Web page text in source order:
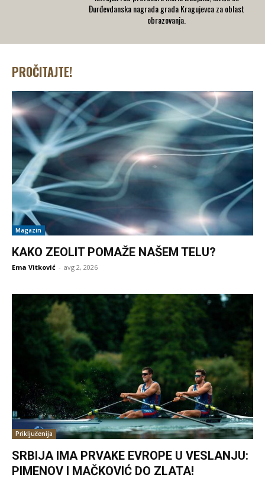
Đurđevdanska nagrada grada Kragujevca za oblast
obrazovanja.
PROČITAJTE!
Magazin
KAKO ZEOLIT POMAŽE NAŠEM TELU?
Ema Vitković - avg 2, 2026
Priključenija
SRBIJA IMA PRVAKE EVROPE U VESLANJU:
PIMENOV I MAČKOVIĆ DO ZLATA!